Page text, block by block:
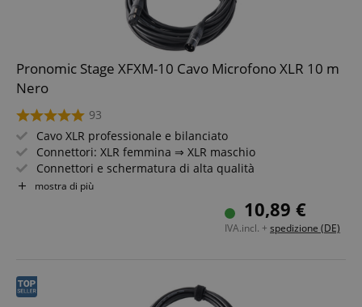
Pronomic Stage XFXM-10 Cavo Microfono XLR 10 m
Nero
93
Cavo XLR professionale e bilanciato
Connettori: XLR femmina ⇒ XLR maschio
Connettori e schermatura di alta qualità
Lunghezza: 10m
mostra di più
10,89 €
IVA.incl. + spedizione (DE)